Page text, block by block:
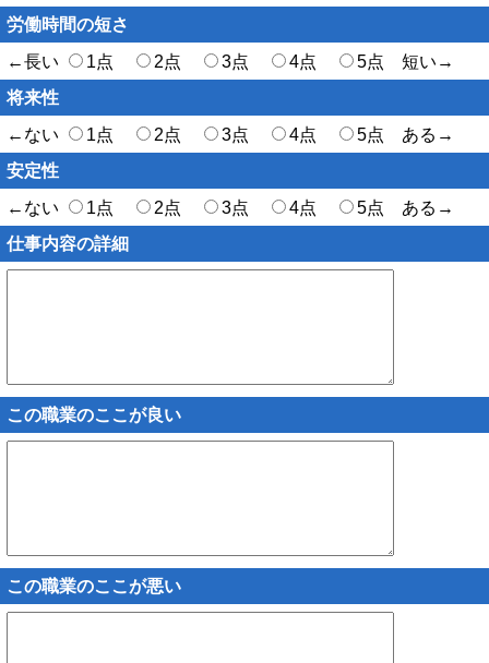
労働時間の短さ
←長い
1点 2点 3点 4点
5点 短い→
将来性
←ない
1点 2点 3点 4点
5点 ある→
安定性
←ない
1点 2点 3点 4点
5点 ある→
仕事内容の詳細
この職業のここが良い
この職業のここが悪い